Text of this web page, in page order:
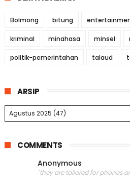
Bolmong bitung
kriminal minahasa minsel
politik-pemerintahan talaud
ARSIP
COMMENTS
Anonymous
"they are tailored for phones